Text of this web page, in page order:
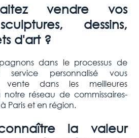
vendre vos
dessins,
d'art ?
dans le processus de
personnalisé vous
vente dans les meilleures
réseau de commissaires-
Paris et en région.
la valeur